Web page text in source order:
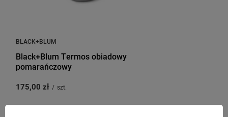
BLACK+BLUM
Black+Blum Termos obiadowy
pomarańczowy
175,00 zł / szt.